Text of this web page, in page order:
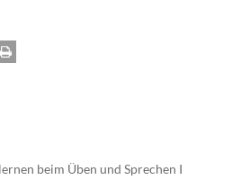
beim Üben und Sprechen I